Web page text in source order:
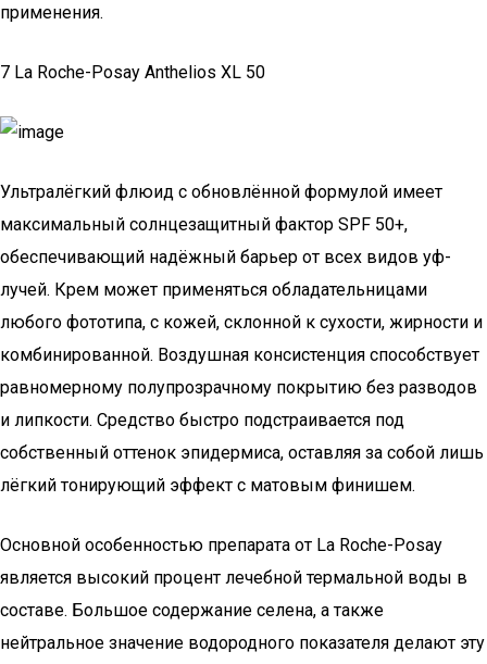
применения.
7 La Roche-Posay Anthelios XL 50
Ультралёгкий флюид с обновлённой формулой имеет
максимальный солнцезащитный фактор SPF 50+,
обеспечивающий надёжный барьер от всех видов уф-
лучей. Крем может применяться обладательницами
любого фототипа, с кожей, склонной к сухости, жирности и
комбинированной. Воздушная консистенция способствует
равномерному полупрозрачному покрытию без разводов
и липкости. Средство быстро подстраивается под
собственный оттенок эпидермиса, оставляя за собой лишь
лёгкий тонирующий эффект с матовым финишем.
Основной особенностью препарата от La Roche-Posay
является высокий процент лечебной термальной воды в
составе. Большое содержание селена, а также
нейтральное значение водородного показателя делают эту